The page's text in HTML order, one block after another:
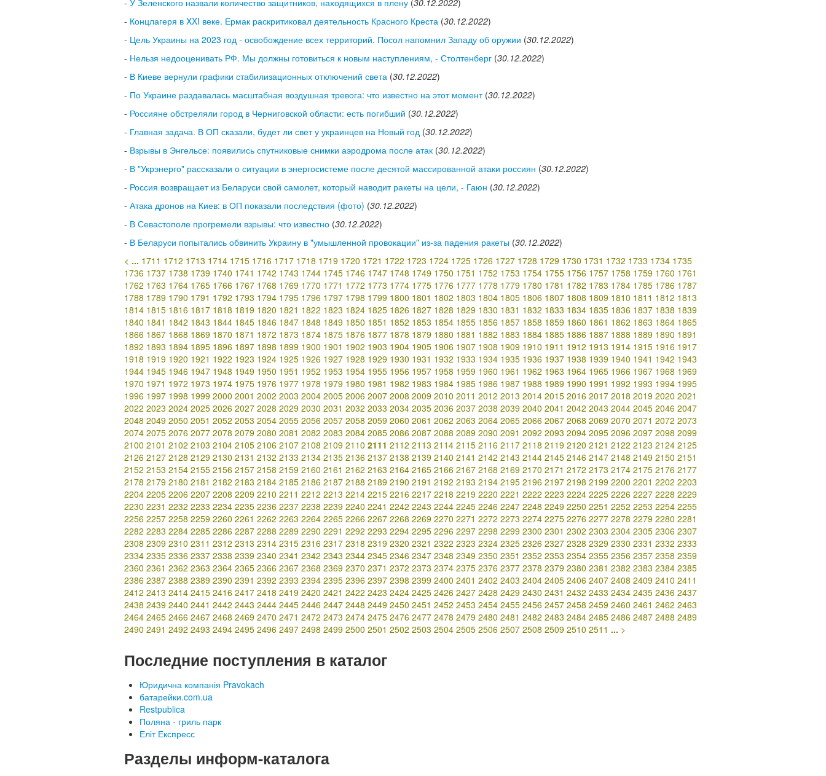
- У Зеленского назвали количество защитников, находящихся в плену (30.12.2022)
- Концлагеря в XXI веке. Ермак раскритиковал деятельность Красного Креста (30.12.2022)
- Цель Украины на 2023 год - освобождение всех территорий. Посол напомнил Западу об оружии (30.12.2022)
- Нельзя недооценивать РФ. Мы должны готовиться к новым наступлениям, - Столтенберг (30.12.2022)
- В Киеве вернули графики стабилизационных отключений света (30.12.2022)
- По Украине раздавалась масштабная воздушная тревога: что известно на этот момент(30.12.2022)
- Россияне обстреляли город в Черниговской области: есть погибший (30.12.2022)
- Главная задача. В ОП сказали, будет ли свет у украинцев на Новый год (30.12.2022)
- Взрывы в Энгельсе: появились спутниковые снимки аэродрома после атак (30.12.2022)
- В "Укрэнерго" рассказали о ситуации в энергосистеме после десятой массированной атаки россиян (30.12.2022)
- Россия возвращает из Беларуси свой самолет, который наводит ракеты на цели, - Гаюн (30.12.2022)
- Атака дронов на Киев: в ОП показали последствия (фото) (30.12.2022)
- В Севастополе прогремели взрывы: что известно (30.12.2022)
- В Беларуси попытались обвинить Украину в "умышленной провокации" из-за падения ракеты (30.12.2022)
< ... 1711 1712 1713 1714 1715 1716 1717 1718 1719 1720 1721 1722 1723 1724 1725 1726 1727 1728 1729 1730 1731 1732 1733 1734 1735
1736 1737 1738 1739 1740 1741 1742 1743 1744 1745 1746 1747 1748 1749 1750 1751 1752 1753 1754 1755 1756 1757 1758 1759 1760 1761
1762 1763 1764 1765 1766 1767 1768 1769 1770 1771 1772 1773 1774 1775 1776 1777 1778 1779 1780 1781 1782 1783 1784 1785 1786 1787
1788 1789 1790 1791 1792 1793 1794 1795 1796 1797 1798 1799 1800 1801 1802 1803 1804 1805 1806 1807 1808 1809 1810 1811 1812 1813
1814 1815 1816 1817 1818 1819 1820 1821 1822 1823 1824 1825 1826 1827 1828 1829 1830 1831 1832 1833 1834 1835 1836 1837 1838 1839
1840 1841 1842 1843 1844 1845 1846 1847 1848 1849 1850 1851 1852 1853 1854 1855 1856 1857 1858 1859 1860 1861 1862 1863 1864 1865
1866 1867 1868 1869 1870 1871 1872 1873 1874 1875 1876 1877 1878 1879 1880 1881 1882 1883 1884 1885 1886 1887 1888 1889 1890 1891
1892 1893 1894 1895 1896 1897 1898 1899 1900 1901 1902 1903 1904 1905 1906 1907 1908 1909 1910 1911 1912 1913 1914 1915 1916 1917
1918 1919 1920 1921 1922 1923 1924 1925 1926 1927 1928 1929 1930 1931 1932 1933 1934 1935 1936 1937 1938 1939 1940 1941 1942 1943
1944 1945 1946 1947 1948 1949 1950 1951 1952 1953 1954 1955 1956 1957 1958 1959 1960 1961 1962 1963 1964 1965 1966 1967 1968 1969
1970 1971 1972 1973 1974 1975 1976 1977 1978 1979 1980 1981 1982 1983 1984 1985 1986 1987 1988 1989 1990 1991 1992 1993 1994 1995
1996 1997 1998 1999 2000 2001 2002 2003 2004 2005 2006 2007 2008 2009 2010 2011 2012 2013 2014 2015 2016 2017 2018 2019 2020 2021
2022 2023 2024 2025 2026 2027 2028 2029 2030 2031 2032 2033 2034 2035 2036 2037 2038 2039 2040 2041 2042 2043 2044 2045 2046 2047
2048 2049 2050 2051 2052 2053 2054 2055 2056 2057 2058 2059 2060 2061 2062 2063 2064 2065 2066 2067 2068 2069 2070 2071 2072 2073
2074 2075 2076 2077 2078 2079 2080 2081 2082 2083 2084 2085 2086 2087 2088 2089 2090 2091 2092 2093 2094 2095 2096 2097 2098 2099
2100 2101 2102 2103 2104 2105 2106 2107 2108 2109 2110 2111 2112 2113 2114 2115 2116 2117 2118 2119 2120 2121 2122 2123 2124 2125
2126 2127 2128 2129 2130 2131 2132 2133 2134 2135 2136 2137 2138 2139 2140 2141 2142 2143 2144 2145 2146 2147 2148 2149 2150 2151
2152 2153 2154 2155 2156 2157 2158 2159 2160 2161 2162 2163 2164 2165 2166 2167 2168 2169 2170 2171 2172 2173 2174 2175 2176 2177
2178 2179 2180 2181 2182 2183 2184 2185 2186 2187 2188 2189 2190 2191 2192 2193 2194 2195 2196 2197 2198 2199 2200 2201 2202 2203
2204 2205 2206 2207 2208 2209 2210 2211 2212 2213 2214 2215 2216 2217 2218 2219 2220 2221 2222 2223 2224 2225 2226 2227 2228 2229
2230 2231 2232 2233 2234 2235 2236 2237 2238 2239 2240 2241 2242 2243 2244 2245 2246 2247 2248 2249 2250 2251 2252 2253 2254 2255
2256 2257 2258 2259 2260 2261 2262 2263 2264 2265 2266 2267 2268 2269 2270 2271 2272 2273 2274 2275 2276 2277 2278 2279 2280 2281
2282 2283 2284 2285 2286 2287 2288 2289 2290 2291 2292 2293 2294 2295 2296 2297 2298 2299 2300 2301 2302 2303 2304 2305 2306 2307
2308 2309 2310 2311 2312 2313 2314 2315 2316 2317 2318 2319 2320 2321 2322 2323 2324 2325 2326 2327 2328 2329 2330 2331 2332 2333
2334 2335 2336 2337 2338 2339 2340 2341 2342 2343 2344 2345 2346 2347 2348 2349 2350 2351 2352 2353 2354 2355 2356 2357 2358 2359
2360 2361 2362 2363 2364 2365 2366 2367 2368 2369 2370 2371 2372 2373 2374 2375 2376 2377 2378 2379 2380 2381 2382 2383 2384 2385
2386 2387 2388 2389 2390 2391 2392 2393 2394 2395 2396 2397 2398 2399 2400 2401 2402 2403 2404 2405 2406 2407 2408 2409 2410 2411
2412 2413 2414 2415 2416 2417 2418 2419 2420 2421 2422 2423 2424 2425 2426 2427 2428 2429 2430 2431 2432 2433 2434 2435 2436 2437
2438 2439 2440 2441 2442 2443 2444 2445 2446 2447 2448 2449 2450 2451 2452 2453 2454 2455 2456 2457 2458 2459 2460 2461 2462 2463
2464 2465 2466 2467 2468 2469 2470 2471 2472 2473 2474 2475 2476 2477 2478 2479 2480 2481 2482 2483 2484 2485 2486 2487 2488 2489
2490 2491 2492 2493 2494 2495 2496 2497 2498 2499 2500 2501 2502 2503 2504 2505 2506 2507 2508 2509 2510 2511 ... >
Последние поступления в каталог
Юридична компанія Pravokach
батарейки.com.ua
Restpublica
Поляна - гриль парк
Еліт Експресс
Разделы информ-каталога